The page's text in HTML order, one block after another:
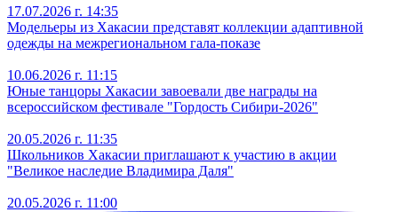
17.07.2026 г. 14:35
Модельеры из Хакасии представят коллекции адаптивной
одежды на межрегиональном гала-показе
10.06.2026 г. 11:15
Юные танцоры Хакасии завоевали две награды на
всероссийском фестивале "Гордость Сибири-2026"
20.05.2026 г. 11:35
Школьников Хакасии приглашают к участию в акции
"Великое наследие Владимира Даля"
20.05.2026 г. 11:00